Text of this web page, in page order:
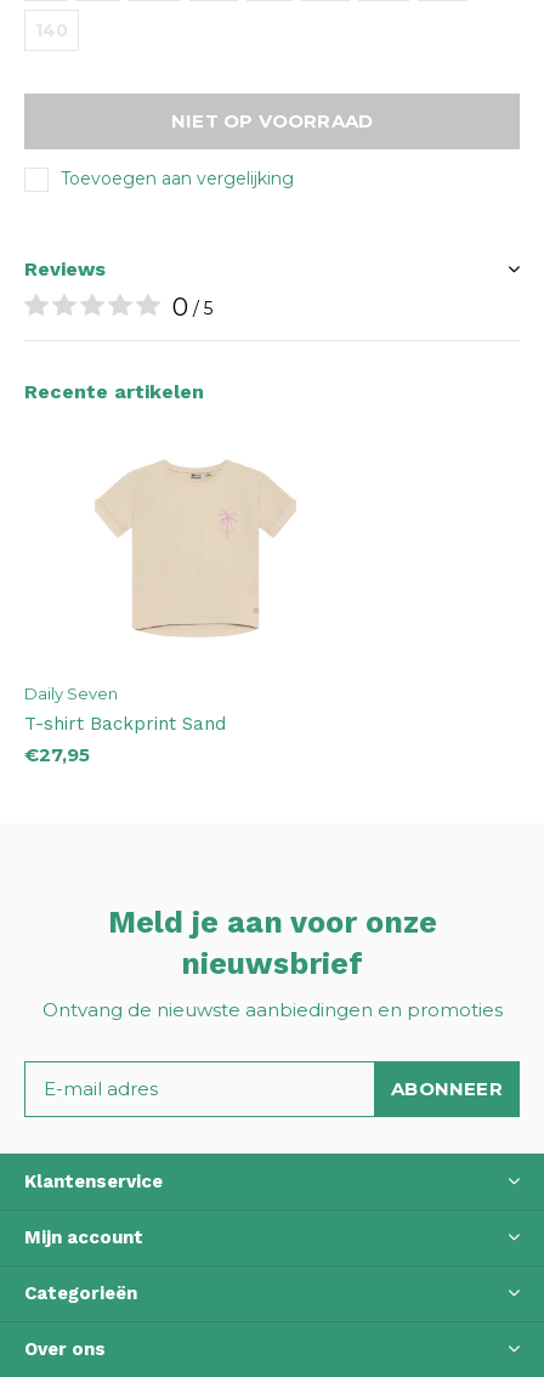
140
NIET OP VOORRAAD
Toevoegen aan vergelijking
Reviews
0 / 5
Recente artikelen
Daily Seven
T-shirt Backprint Sand
€27,95
Meld je aan voor onze
nieuwsbrief
Ontvang de nieuwste aanbiedingen en promoties
ABONNEER
Klantenservice
Mijn account
Categorieën
Over ons